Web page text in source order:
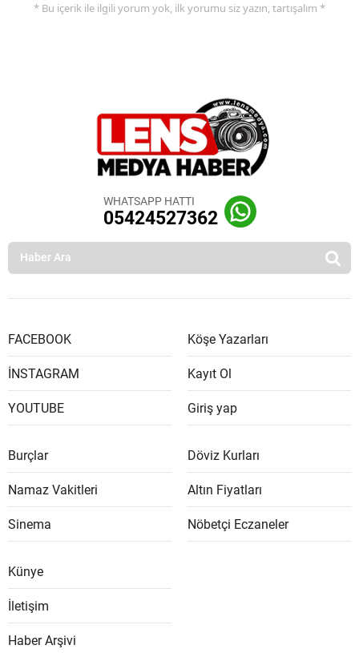
* Bu içerik ile ilgili yorum yok, ilk yorumu siz yazın, tartışalım *
WHATSAPP HATTI
05424527362
FACEBOOK
İNSTAGRAM
YOUTUBE
Köşe Yazarları
Kayıt Ol
Giriş yap
Burçlar
Namaz Vakitleri
Sinema
Döviz Kurları
Altın Fiyatları
Nöbetçi Eczaneler
Künye
İletişim
Haber Arşivi